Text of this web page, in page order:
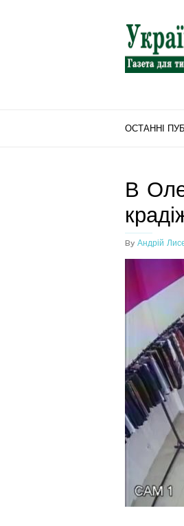
"Україна-
Центр"
ОСТАННІ
В
By Андрій